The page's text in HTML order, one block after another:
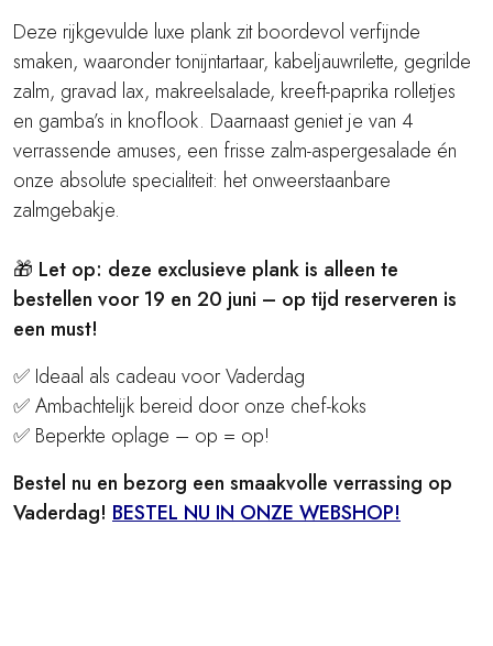
Deze rijkgevulde luxe plank zit boordevol verfijnde
smaken, waaronder tonijntartaar, kabeljauwrilette, gegrilde
zalm, gravad lax, makreelsalade, kreeft-paprika rolletjes
en gamba’s in knoflook. Daarnaast geniet je van 4
verrassende amuses, een frisse zalm-aspergesalade én
onze absolute specialiteit: het onweerstaanbare
zalmgebakje.
🎁 Let op: deze exclusieve plank is alleen te
bestellen voor 19 en 20 juni – op tijd reserveren is
een must!
✅ Ideaal als cadeau voor Vaderdag
✅ Ambachtelijk bereid door onze chef-koks
✅ Beperkte oplage – op = op!
Bestel nu en bezorg een smaakvolle verrassing op
Vaderdag! BESTEL NU IN ONZE WEBSHOP!